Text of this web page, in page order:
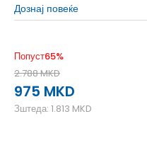
Дознај повеќе
Попуст65%
2.788MKD
975 MKD
Зштеда: 1.813 MKD